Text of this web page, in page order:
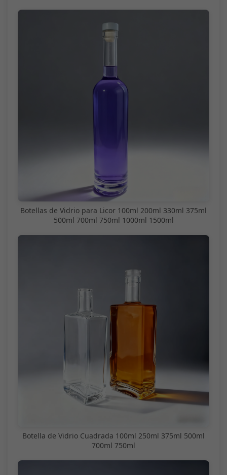
Botellas de Vidrio para Licor 100ml 200ml 330ml 375ml
500ml 700ml 750ml 1000ml 1500ml
Botella de Vidrio Cuadrada 100ml 250ml 375ml 500ml
700ml 750ml